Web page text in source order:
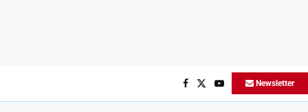
Newsletter